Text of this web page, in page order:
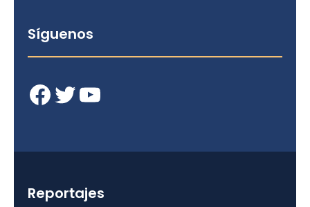
Síguenos
Facebook Twitter YouTube
Reportajes